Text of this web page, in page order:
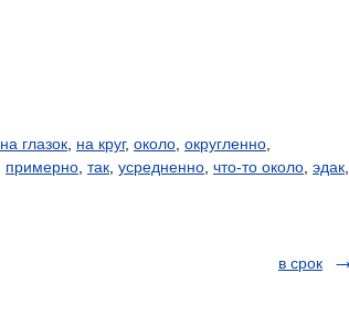
на глазок на круг, около округленно
примерно так усредненно что-то около эдак
в срок